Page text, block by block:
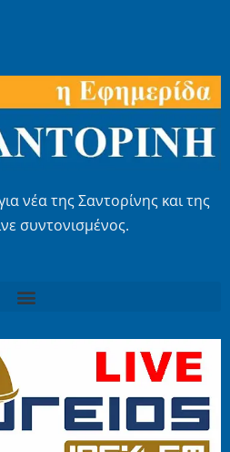
νέα της Σαντορίνης και της
συντονισμένος.